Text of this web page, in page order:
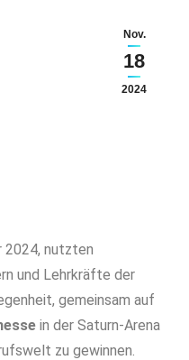
Nov.
18
2024
2024, nutzten
und Lehrkräfte der
gemeinsam auf
in der Saturn-Arena
zu gewinnen.